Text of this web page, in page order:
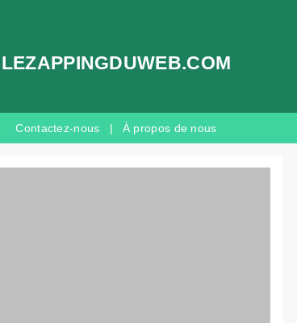
LEZAPPINGDUWEB.COM
Contactez-nous | À propos de nous